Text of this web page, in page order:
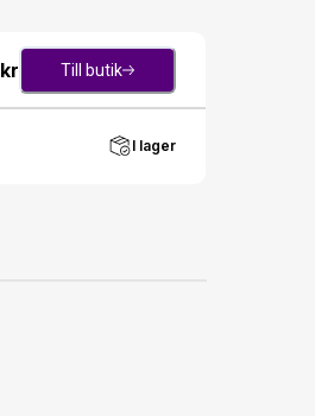
kr Till butik
I lager